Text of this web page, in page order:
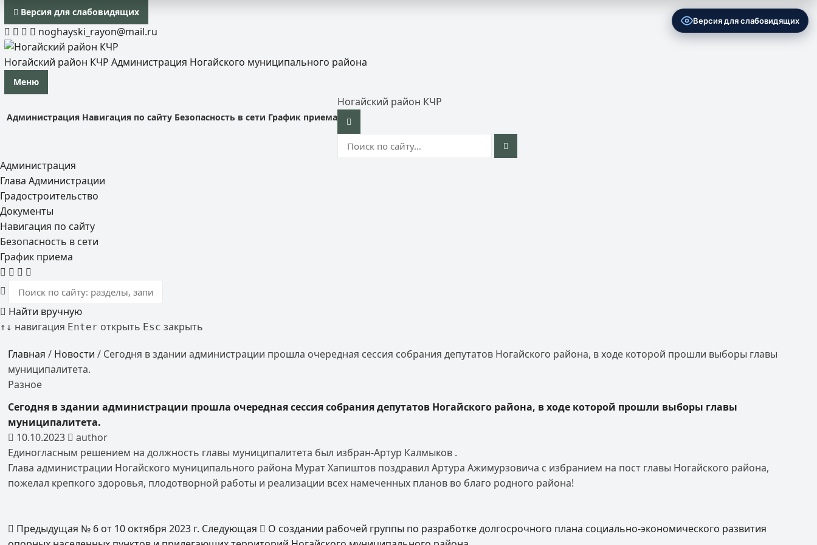
Версия для слабовидящих
noghayski_rayon@mail.ru
Ногайский район КЧР Администрация Ногайского муниципального района
Меню
Администрация Навигация по сайту Безопасность в сети График приема
Ногайский район КЧР
Администрация
Глава Администрации
Градостроительство
Документы
Навигация по сайту
Безопасность в сети
График приема
Найти вручную
↑ ↓ навигация Enter открыть Esc закрыть
Главная / Новости / Сегодня в здании администрации прошла очередная сессия собрания депутатов Ногайского района, в ходе которой прошли выборы главы
муниципалитета.
Разное
Сегодня в здании администрации прошла очередная сессия собрания депутатов Ногайского района, в ходе которой прошли выборы главы
муниципалитета.
10.10.2023
author
Единогласным решением на должность главы муниципалитета был избран-Артур Калмыков .
Глава администрации Ногайского муниципального района Мурат Хапиштов поздравил Артура Ажимурзовича с избранием на пост главы Ногайского района,
пожелал крепкого здоровья, плодотворной работы и реализации всех намеченных планов во благо родного района!
Предыдущая № 6 от 10 октября 2023 г. Следующая
О создании рабочей группы по разработке долгосрочного плана социально-экономического развития
Версия для слабовидящих